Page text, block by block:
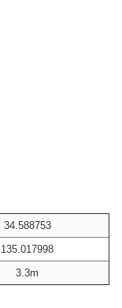
34.588753
135.017998
3.3m